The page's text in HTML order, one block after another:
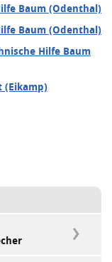
Baum (Odenthal)
Baum (Odenthal)
Hilfe Baum
(Eikamp)